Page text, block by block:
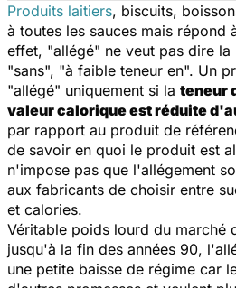
Produits laitiers, biscuits,
à toutes les sauces mais répond
effet, "allégé" ne veut pas dire la
"sans", "à faible teneur en". Un
"allégé" uniquement si la teneur
valeur calorique est réduite
par rapport au produit de
de savoir en quoi le produit est
n'impose pas que l'allégement
aux fabricants de choisir entre
et calories.
Véritable poids lourd du marché
jusqu'à la fin des années 90,
une petite baisse de régime car